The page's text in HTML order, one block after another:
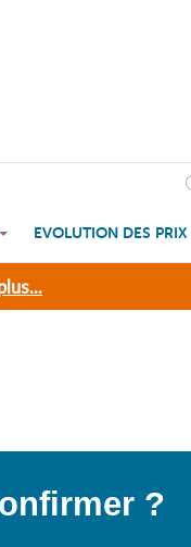
EVOLUTION DES PRIX
?